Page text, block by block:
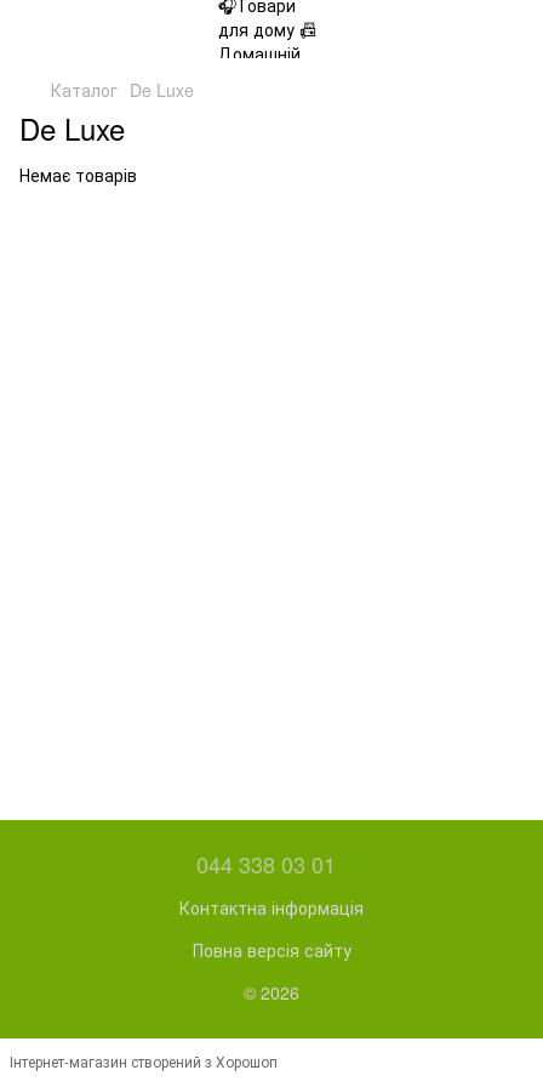
Каталог De Luxe
De Luxe
Немає товарів
044 338 03 01
Контактна інформація
Повна версія сайту
© 2026
Інтернет-магазин створений з Хорошоп